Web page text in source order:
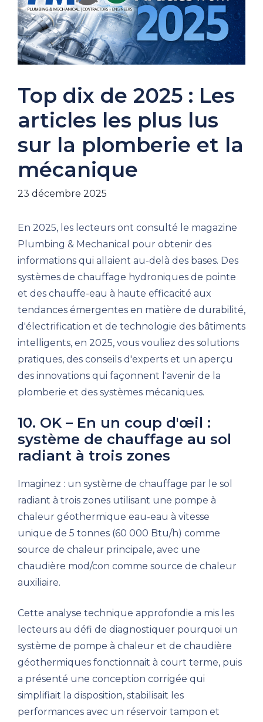
Top dix de 2025 : Les
articles les plus lus
sur la plomberie et la
mécanique
23 décembre 2025
En 2025, les lecteurs ont consulté le magazine
Plumbing & Mechanical pour obtenir des
informations qui allaient au-delà des bases. Des
systèmes de chauffage hydroniques de pointe
et des chauffe-eau à haute efficacité aux
tendances émergentes en matière de durabilité,
d'électrification et de technologie des bâtiments
intelligents, en 2025, vous vouliez des solutions
pratiques, des conseils d'experts et un aperçu
des innovations qui façonnent l'avenir de la
plomberie et des systèmes mécaniques.
10. OK – En un coup d'œil :
système de chauffage au sol
radiant à trois zones
Imaginez : un système de chauffage par le sol
radiant à trois zones utilisant une pompe à
chaleur géothermique eau-eau à vitesse
unique de 5 tonnes (60 000 Btu/h) comme
source de chaleur principale, avec une
chaudière mod/con comme source de chaleur
auxiliaire.
Cette analyse technique approfondie a mis les
lecteurs au défi de diagnostiquer pourquoi un
système de pompe à chaleur et de chaudière
géothermiques fonctionnait à court terme, puis
a présenté une conception corrigée qui
simplifiait la disposition, stabilisait les
performances avec un réservoir tampon et